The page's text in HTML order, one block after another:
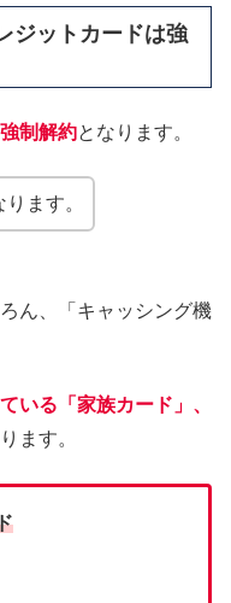
ジットカードは強
制解約となります。
ます。
ん、「キャッシング機
いる「家族カード」、
ます。